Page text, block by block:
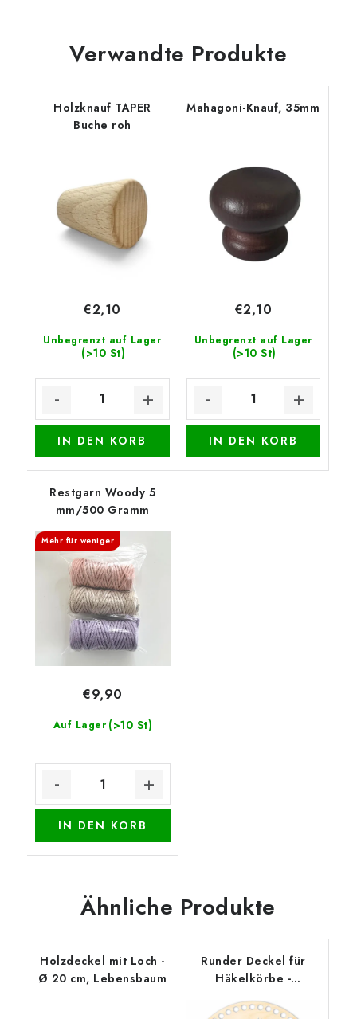
Verwandte Produkte
Holzknauf TAPER
Buche roh
Unbegrenzt auf Lager
(>10 St)
€2,10
IN DEN KORB
Mahagoni-Knauf, 35mm
Unbegrenzt auf Lager
(>10 St)
€2,10
IN DEN KORB
Restgarn Woody 5
mm/500 Gramm
Mehr für weniger
Auf Lager (>10 St)
€9,90
IN DEN KORB
Ähnliche Produkte
Holzdeckel mit Loch -
Ø 20 cm, Lebensbaum
Runder Deckel für
Häkelkörbe -